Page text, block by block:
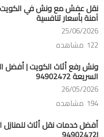
نقل عفش مع ونش في
آمنة بأسعار تنافسية
25/06/2026
122 مشاهده
ونش رفع أثاث الكويت | أفضل
السريعة 94902472
26/05/2026
194 مشاهده
أفضل خدمات نقل أثاث للمنازل